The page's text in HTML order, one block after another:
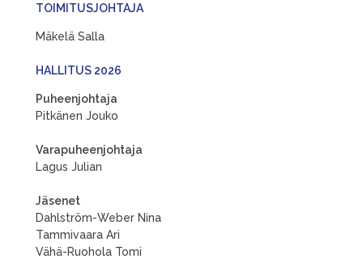
TOIMITUSJOHTAJA
Mäkelä Salla
HALLITUS 2026
Puheenjohtaja
Pitkänen Jouko
Varapuheenjohtaja
Lagus Julian
Jäsenet
Dahlström-Weber Nina
Tammivaara Ari
Vähä-Ruohola Tomi